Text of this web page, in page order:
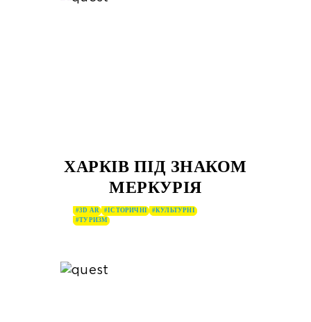
ХАРКІВ ПІД ЗНАКОМ
МЕРКУРІЯ
#3D AR #ІСТОРИЧНІ
#КУЛЬТУРНІ
#ТУРИЗМ